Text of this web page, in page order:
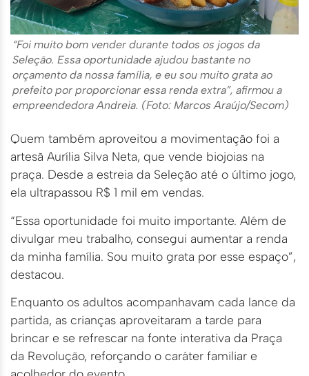
“Foi muito bom vender durante todos os jogos da
Seleção. Essa oportunidade ajudou bastante no
orçamento da nossa família, e eu sou muito grata ao
prefeito por proporcionar essa renda extra”, afirmou a
empreendedora Andreia. (Foto: Marcos Araújo/Secom)
Quem também aproveitou a movimentação foi a
artesã Aurília Silva Neta, que vende biojoias na
praça. Desde a estreia da Seleção até o último jogo,
ela ultrapassou R$ 1 mil em vendas.
“Essa oportunidade foi muito importante. Além de
divulgar meu trabalho, consegui aumentar a renda
da minha família. Sou muito grata por esse espaço”,
destacou.
Enquanto os adultos acompanhavam cada lance da
partida, as crianças aproveitaram a tarde para
brincar e se refrescar na fonte interativa da Praça
da Revolução, reforçando o caráter familiar e